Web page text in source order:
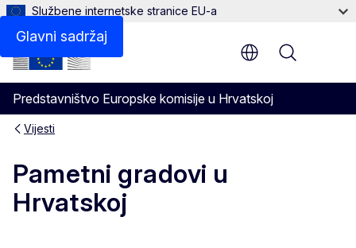
Glavni sadržaj
Službene internetske stranice EU-a
Predstavništvo Europske komisije u Hrvatskoj
Menu
Vijesti
Pametni gradovi u
Hrvatskoj